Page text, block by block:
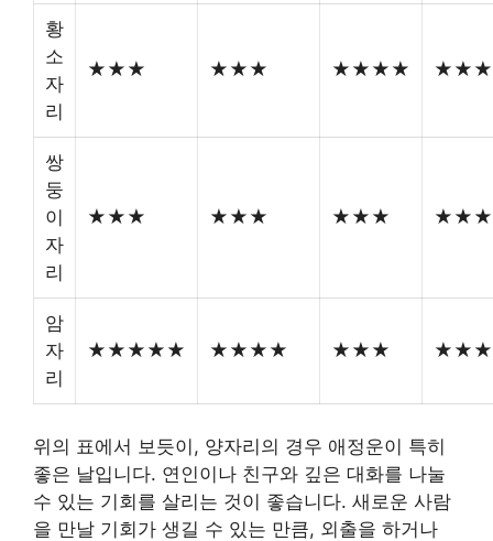
황
소
자
리
★★★ ★★★ ★★★★ ★★★
쌍
둥
이
자
리
★★★ ★★★ ★★★ ★★★
암
자
리
★★★★★ ★★★★ ★★★ ★★★
위의 표에서 보듯이, 양자리의 경우 애정운이 특히
좋은 날입니다. 연인이나 친구와 깊은 대화를 나눌
수 있는 기회를 살리는 것이 좋습니다. 새로운 사람
을 만날 기회가 생길 수 있는 만큼, 외출을 하거나